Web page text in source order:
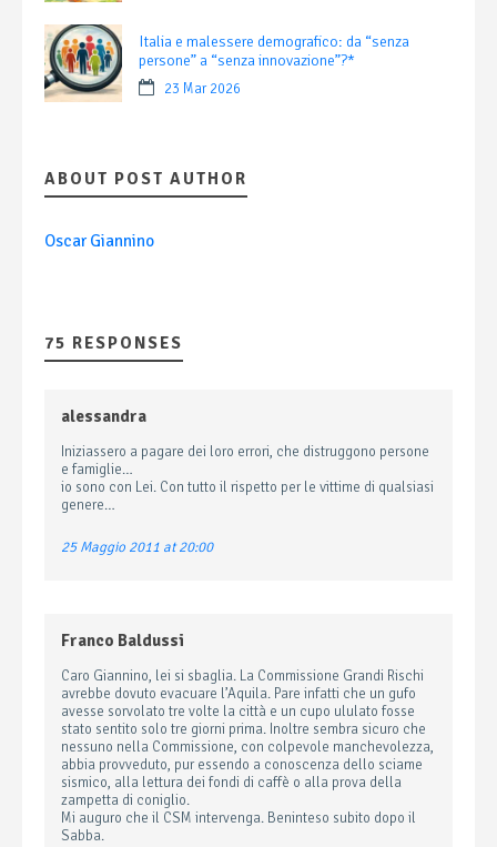
Italia e malessere demografico: da “senza
persone” a “senza innovazione”?*
23 Mar 2026
ABOUT POST AUTHOR
Oscar Giannino
75 RESPONSES
alessandra
Iniziassero a pagare dei loro errori, che distruggono persone
e famiglie…
io sono con Lei. Con tutto il rispetto per le vittime di qualsiasi
genere…
25 Maggio 2011 at 20:00
Franco Baldussi
Caro Giannino, lei si sbaglia. La Commissione Grandi Rischi
avrebbe dovuto evacuare l’Aquila. Pare infatti che un gufo
avesse sorvolato tre volte la città e un cupo ululato fosse
stato sentito solo tre giorni prima. Inoltre sembra sicuro che
nessuno nella Commissione, con colpevole manchevolezza,
abbia provveduto, pur essendo a conoscenza dello sciame
sismico, alla lettura dei fondi di caffè o alla prova della
zampetta di coniglio.
Mi auguro che il CSM intervenga. Beninteso subito dopo il
Sabba.